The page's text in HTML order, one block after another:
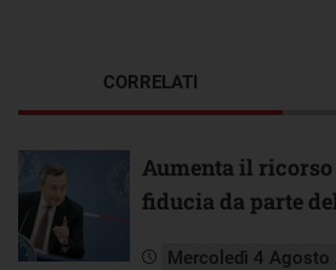
CORRELATI
Aumenta il
fiducia da parte
Mercoledì 4 Agosto